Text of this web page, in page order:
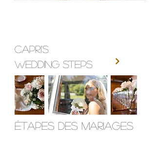
CaPRI'S
WEDDING STEPS
ÉTAPES DES MARIAGES